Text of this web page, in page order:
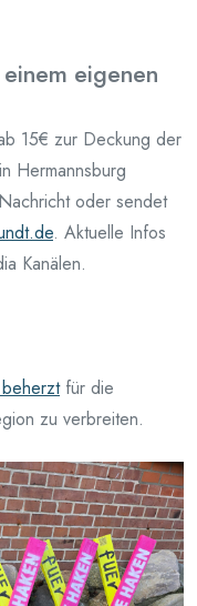
eigenen
15€ zur Deckung der
Hermannsburg
oder sendet
. Aktuelle Infos
Kanälen.
für die
zu verbreiten.